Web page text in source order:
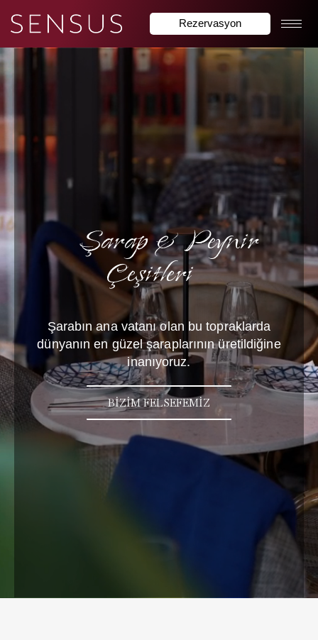
Rezervasyon
Şarap & Peynir
Çeşitleri
Şarabın ana vatanı olan bu topraklarda
dünyanın en güzel şaraplarının üretildiğine
inanıyoruz.
BİZİM FELSEFEMİZ